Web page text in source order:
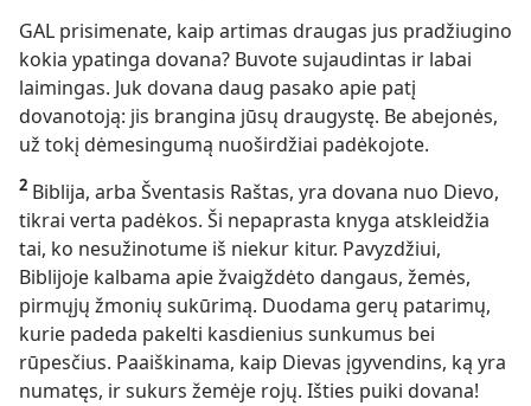
GAL prisimenate, kaip artimas draugas jus pradžiugino
kokia ypatinga dovana? Buvote sujaudintas ir labai
laimingas. Juk dovana daug pasako apie patį
dovanotoją: jis brangina jūsų draugystę. Be abejonės,
už tokį dėmesingumą nuoširdžiai padėkojote.
2 Biblija, arba Šventasis Raštas, yra dovana nuo Dievo,
tikrai verta padėkos. Ši nepaprasta knyga atskleidžia
tai, ko nesužinotume iš niekur kitur. Pavyzdžiui,
Biblijoje kalbama apie žvaigždėto dangaus, žemės,
pirmųjų žmonių sukūrimą. Duodama gerų patarimų,
kurie padeda pakelti kasdienius sunkumus bei
rūpesčius. Paaiškinama, kaip Dievas įgyvendins, ką yra
numatęs, ir sukurs žemėje rojų. Išties puiki dovana!